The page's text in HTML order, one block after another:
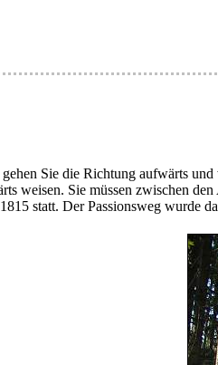
Sie die Richtung aufwärts
weisen. Sie müssen zwischen
statt. Der Passionsweg wurde